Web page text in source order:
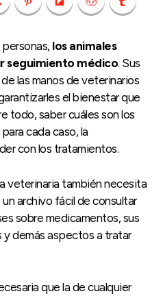
los animales
seguimiento médico. Sus
las manos de veterinarios
el bienestar que
todo, saber cuáles son los
cada caso, la
con los tratamientos.
veterinaria también necesita
un archivo fácil de consultar
sobre medicamentos, sus
y demás aspectos a tratar
que la de cualquier